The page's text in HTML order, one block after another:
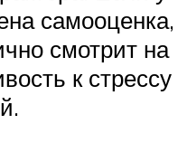
самооценка,
смотрит на
к стрессу